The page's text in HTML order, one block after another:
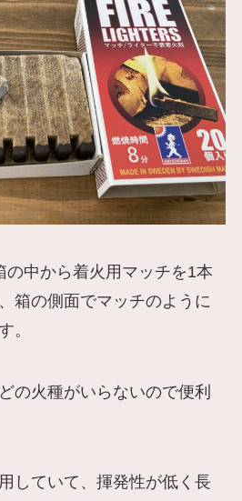
の中から着火用マッチを1本
箱の側面でマッチのように
。
の火種がいらないので便利
していて、揮発性が低く長